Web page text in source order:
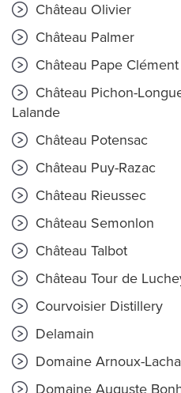
Château Olivier
Château Palmer
Château Pape Clément
Château Pichon-
Lalande
Château Potensac
Château Puy-Razac
Château Rieussec
Château Semonlon
Château Talbot
Château Tour de
Courvoisier Distillery
Delamain
Domaine Arnoux-
Domaine Auguste